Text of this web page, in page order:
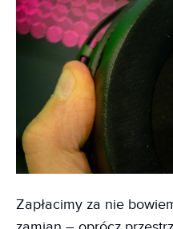
Zapłacimy za nie